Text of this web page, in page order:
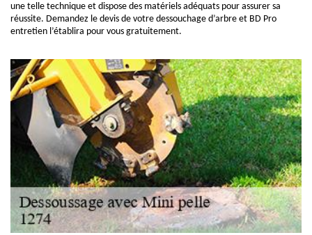
une telle technique et dispose des matériels adéquats pour assurer sa
réussite. Demandez le devis de votre dessouchage d’arbre et BD Pro
entretien l’établira pour vous gratuitement.